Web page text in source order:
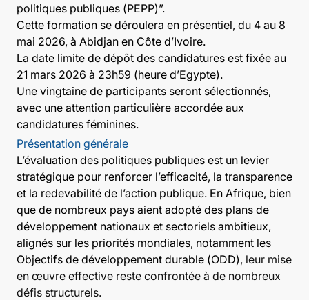
politiques publiques (PEPP)”.
Cette formation se déroulera en présentiel, du 4 au 8
mai 2026, à Abidjan en Côte d’Ivoire.
La date limite de dépôt des candidatures est fixée au
21 mars 2026 à 23h59 (heure d’Egypte).
Une vingtaine de participants seront sélectionnés,
avec une attention particulière accordée aux
candidatures féminines.
Présentation générale
L’évaluation des politiques publiques est un levier
stratégique pour renforcer l’efficacité, la transparence
et la redevabilité de l’action publique. En Afrique, bien
que de nombreux pays aient adopté des plans de
développement nationaux et sectoriels ambitieux,
alignés sur les priorités mondiales, notamment les
Objectifs de développement durable (ODD), leur mise
en œuvre effective reste confrontée à de nombreux
défis structurels.